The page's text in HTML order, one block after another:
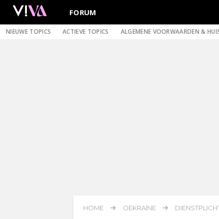
FORUM
NIEUWE TOPICS ACTIEVE TOPICS ALGEMENE VOORWAARDEN &
HOME OEKRAÏNE